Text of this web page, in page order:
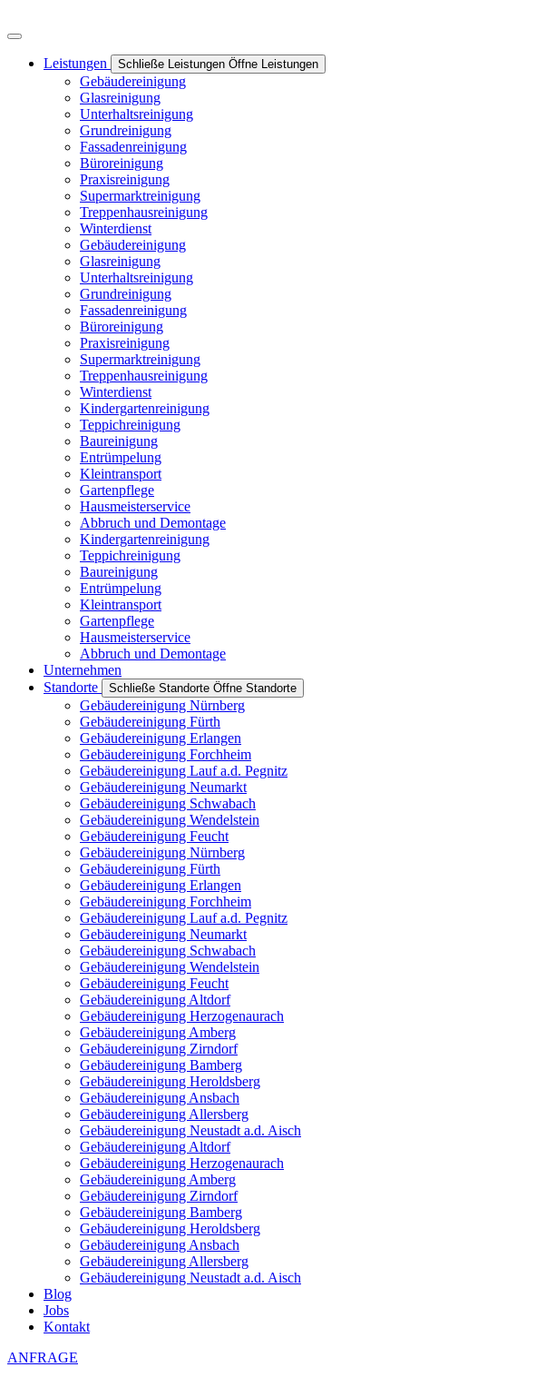
Leistungen Schließe Leistungen Öffne Leistungen
Gebäudereinigung
Glasreinigung
Unterhaltsreinigung
Grundreinigung
Fassadenreinigung
Büroreinigung
Praxisreinigung
Supermarktreinigung
Treppenhausreinigung
Winterdienst
Gebäudereinigung
Glasreinigung
Unterhaltsreinigung
Grundreinigung
Fassadenreinigung
Büroreinigung
Praxisreinigung
Supermarktreinigung
Treppenhausreinigung
Winterdienst
Kindergartenreinigung
Teppichreinigung
Baureinigung
Entrümpelung
Kleintransport
Gartenpflege
Hausmeisterservice
Abbruch und Demontage
Kindergartenreinigung
Teppichreinigung
Baureinigung
Entrümpelung
Kleintransport
Gartenpflege
Hausmeisterservice
Abbruch und Demontage
Unternehmen
Standorte
Schließe Standorte Öffne Standorte
Gebäudereinigung Nürnberg
Gebäudereinigung Fürth
Gebäudereinigung Erlangen
Gebäudereinigung Forchheim
Gebäudereinigung Lauf a.d. Pegnitz
Gebäudereinigung Neumarkt
Gebäudereinigung Schwabach
Gebäudereinigung Wendelstein
Gebäudereinigung Feucht
Gebäudereinigung Nürnberg
Gebäudereinigung Fürth
Gebäudereinigung Erlangen
Gebäudereinigung Forchheim
Gebäudereinigung Lauf a.d. Pegnitz
Gebäudereinigung Neumarkt
Gebäudereinigung Schwabach
Gebäudereinigung Wendelstein
Gebäudereinigung Feucht
Gebäudereinigung Altdorf
Gebäudereinigung Herzogenaurach
Gebäudereinigung Amberg
Gebäudereinigung Zirndorf
Gebäudereinigung Bamberg
Gebäudereinigung Heroldsberg
Gebäudereinigung Ansbach
Gebäudereinigung Allersberg
Gebäudereinigung Neustadt a.d. Aisch
Gebäudereinigung Altdorf
Gebäudereinigung Herzogenaurach
Gebäudereinigung Amberg
Gebäudereinigung Zirndorf
Gebäudereinigung Bamberg
Gebäudereinigung Heroldsberg
Gebäudereinigung Ansbach
Gebäudereinigung Allersberg
Gebäudereinigung Neustadt a.d. Aisch
Blog
Jobs
Kontakt
ANFRAGE